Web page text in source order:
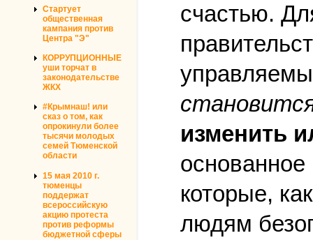
Стартует
общественная
кампания против
Центра "Э"
КОРРУПЦИОННЫЕ
уши торчат в
законодательстве
ЖКХ
#Крымнаш! или
сказ о том, как
опрокинули более
тысячи молодых
семей Тюменской
области
15 мая 2010 г.
тюменцы
поддержат
всероссийскую
акцию протеста
против реформы
бюджетной сферы
счастью.
изменить
которые,
людям